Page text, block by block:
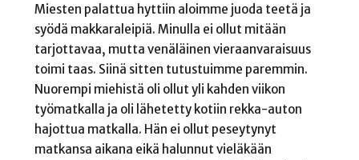
Miesten palattua hyttiin aloimme juoda teetä ja
syödä makkaraleipiä. Minulla ei ollut mitään
tarjottavaa, mutta venäläinen vieraanvaraisuus
toimi taas. Siinä sitten tutustuimme paremmin.
Nuorempi miehistä oli ollut yli kahden viikon
työmatkalla ja oli lähetetty kotiin rekka-auton
hajottua matkalla. Hän ei ollut peseytynyt
matkansa aikana eikä halunnut vieläkään